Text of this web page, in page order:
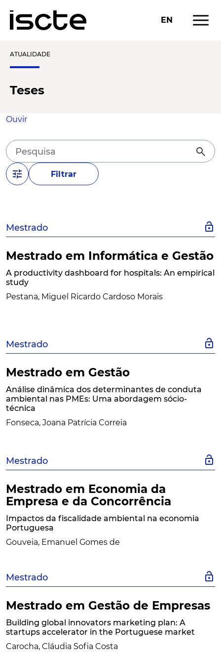
EN menu
ATUALIDADE
Teses
Ouvir
search
tune
Filtrar
Mestrado lock_open
Mestrado em Informática e Gestão
A productivity dashboard for hospitals: An empirical
study
Pestana, Miguel Ricardo Cardoso Morais
Mestrado lock_open
Mestrado em Gestão
Análise dinâmica dos determinantes de conduta
ambiental nas PMEs: Uma abordagem sócio-
técnica
Fonseca, Joana Patrícia Correia
Mestrado lock_open
Mestrado em Economia da
Empresa e da Concorrência
Impactos da fiscalidade ambiental na economia
Portuguesa
Gouveia, Emanuel Gomes de
Mestrado lock_open
Mestrado em Gestão de Empresas
Building global innovators marketing plan: A
startups accelerator in the Portuguese market
Carocha, Cláudia Sofia Costa